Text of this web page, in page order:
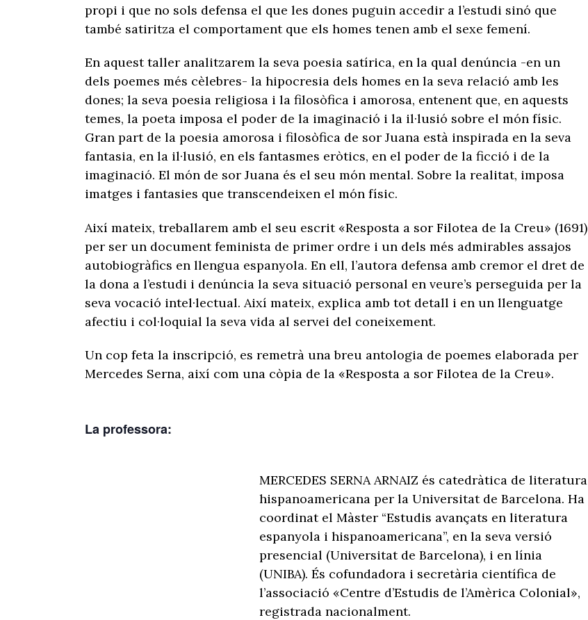
propi i que no sols defensa el que les dones puguin accedir a l’estudi sinó que
també satiritza el comportament que els homes tenen amb el sexe femení.
En aquest taller analitzarem la seva poesia satírica, en la qual denúncia -en un
dels poemes més cèlebres- la hipocresia dels homes en la seva relació amb les
dones; la seva poesia religiosa i la filosòfica i amorosa, entenent que, en aquests
temes, la poeta imposa el poder de la imaginació i la il·lusió sobre el món físic.
Gran part de la poesia amorosa i filosòfica de sor Juana està inspirada en la seva
fantasia, en la il·lusió, en els fantasmes eròtics, en el poder de la ficció i de la
imaginació. El món de sor Juana és el seu món mental. Sobre la realitat, imposa
imatges i fantasies que transcendeixen el món físic.
Així mateix, treballarem amb el seu escrit «Resposta a sor Filotea de la Creu» (1691)
per ser un document feminista de primer ordre i un dels més admirables assajos
autobiogràfics en llengua espanyola. En ell, l’autora defensa amb cremor el dret de
la dona a l’estudi i denúncia la seva situació personal en veure’s perseguida per la
seva vocació intel·lectual. Així mateix, explica amb tot detall i en un llenguatge
afectiu i col·loquial la seva vida al servei del coneixement.
Un cop feta la inscripció, es remetrà una breu antologia de poemes elaborada per
Mercedes Serna, així com una còpia de la «Resposta a sor Filotea de la Creu».
La professora:
MERCEDES SERNA ARNAIZ és catedràtica de literatura
hispanoamericana per la Universitat de Barcelona. Ha
coordinat el Màster “Estudis avançats en literatura
espanyola i hispanoamericana”, en la seva versió
presencial (Universitat de Barcelona), i en línia
(UNIBA). És cofundadora i secretària científica de
l’associació «Centre d’Estudis de l’Amèrica Colonial»,
registrada nacionalment.